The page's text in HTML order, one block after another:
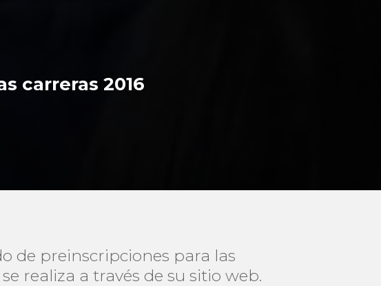
carreras 2016
de preinscripciones para las
realiza a través de su sitio web.